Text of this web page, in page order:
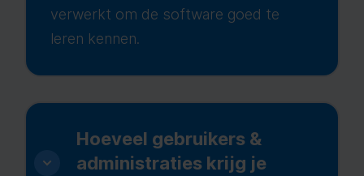
verwerkt om de software goed te
leren kennen.
Hoeveel gebruikers &
administraties krijg je